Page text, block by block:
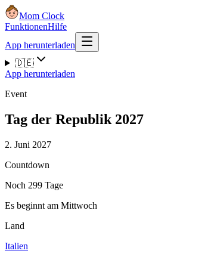
Mom Clock
FunktionenHilfe
App herunterladen
🇩🇪
App herunterladen
Event
Tag der Republik 2027
2. Juni 2027
Countdown
Noch 299 Tage
Es beginnt am Mittwoch
Land
Italien